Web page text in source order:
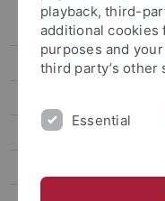
Studienanfang
Neu an der Uni - wie
Vorkurse und
playback, third-
additional cookies
purposes and
third party’s other
Essential